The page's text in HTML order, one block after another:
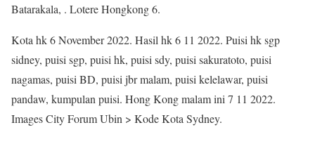
Batarakala, . Lotere Hongkong 6.
Kota hk 6 November 2022. Hasil hk 6 11 2022. Puisi hk sgp
sidney, puisi sgp, puisi hk, puisi sdy, puisi sakuratoto, puisi
nagamas, puisi BD, puisi jbr malam, puisi kelelawar, puisi
pandaw, kumpulan puisi. Hong Kong malam ini 7 11 2022.
Images City Forum Ubin > Kode Kota Sydney.